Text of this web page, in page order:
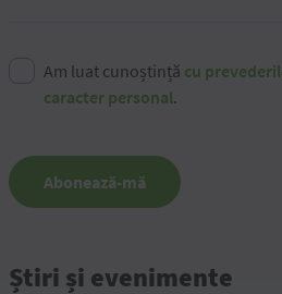
Am luat cunoștință cu
caracter personal.
Abonează-mă
Știri și evenimente